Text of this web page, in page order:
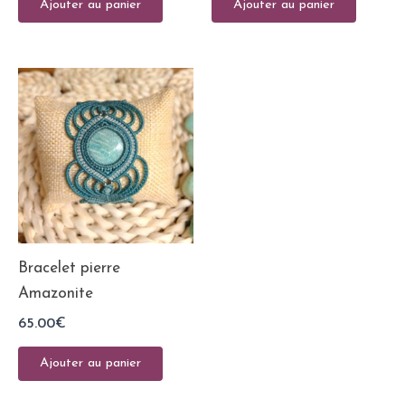
Ajouter au panier Ajouter au panier
Bracelet pierre
Amazonite
65.00€
Ajouter au panier